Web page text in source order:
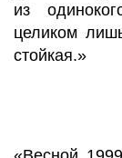
из
целиком
стойкая.»